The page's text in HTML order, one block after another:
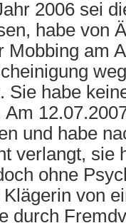
2006 sei
habe von
Mobbing am
Sie habe
und habe
verlangt, sie
ohne
von
durch